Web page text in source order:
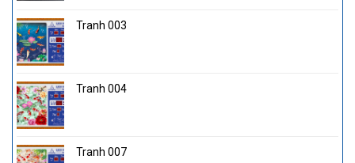
Tranh 003
Tranh 004
Tranh 007